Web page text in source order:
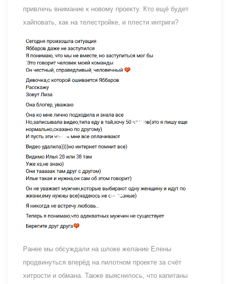
привлечь внимание к новому проекту. Кто ещё будет
хайповать, как на телестройке, и плести интриги?
Ранее мы обсуждали на шлоке желание Елены
продвинуться вперёд на пилотном проекте за счёт
хитрости и обмана. Также выяснилось, что капитаны